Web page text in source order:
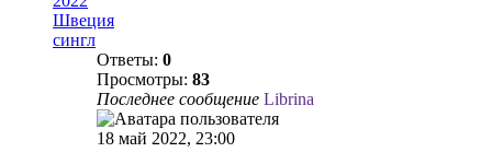
Швеция
сингл
Ответы: 0
Просмотры: 83
Последнее сообщение Librina
18 май 2022, 23:00